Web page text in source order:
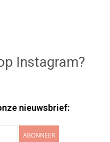
Instagram?
nieuwsbrief:
ABONNEER